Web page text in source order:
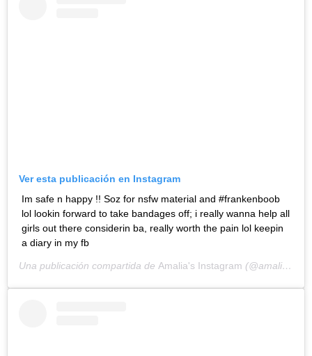
Ver esta publicación en Instagram
Im safe n happy !! Soz for nsfw material and #frankenboob
lol lookin forward to take bandages off; i really wanna help all
girls out there considerin ba, really worth the pain lol keepin
a diary in my fb
Una publicación compartida de Amalia's Instagram (@amaliaulman) el